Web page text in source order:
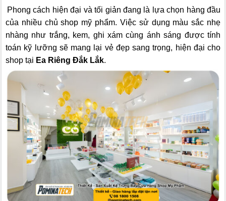
Phong cách hiện đại và tối giản đang là lựa chọn hàng đầu
của nhiều chủ shop mỹ phẩm. Việc sử dụng màu sắc nhẹ
nhàng như trắng, kem, ghi xám cùng ánh sáng được tính
toán kỹ lưỡng sẽ mang lại vẻ đẹp sang trọng, hiện đại cho
shop tại Ea Riêng Đắk Lắk.